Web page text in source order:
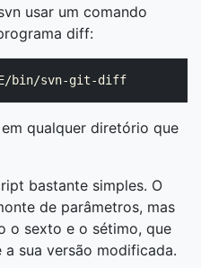
usar um comando
diff:
qualquer diretório que
bastante simples. O
de parâmetros, mas
o sexto e o sétimo, que
sua versão modificada.